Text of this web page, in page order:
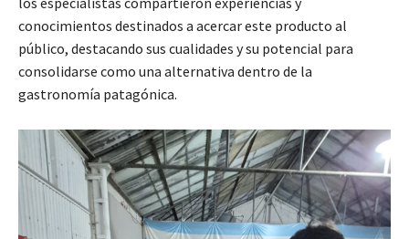
conocimientos destinados a acercar este producto al
público, destacando sus cualidades y su potencial para
consolidarse como una alternativa dentro de la
gastronomía patagónica.